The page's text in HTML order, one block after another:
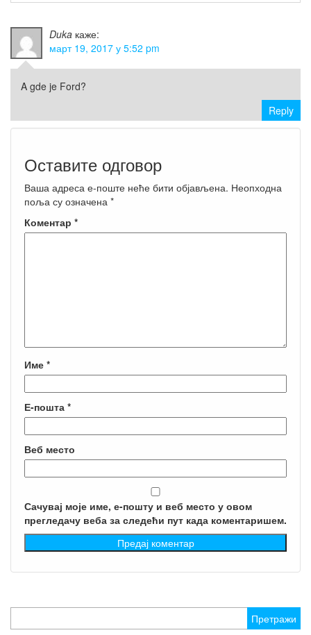
Duka каже:
март 19, 2017 у 5:52 pm
A gde je Ford?
Reply
Оставите одговор
Ваша адреса е-поште неће бити објављена. Неопходна
поља су означена *
Коментар *
Име *
Е-пошта *
Веб место
Сачувај моје име, е-пошту и веб место у овом
прегледачу веба за следећи пут када коментаришем.
за: